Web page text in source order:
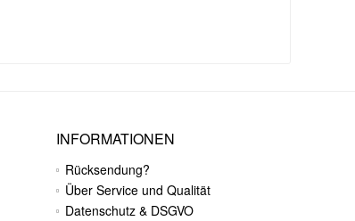
INFORMATIONEN
Rücksendung?
Über Service und Qualität
Datenschutz & DSGVO